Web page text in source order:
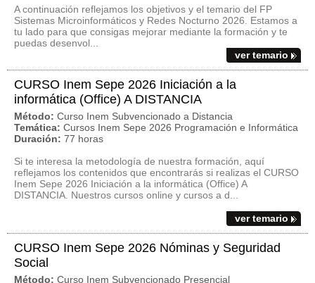
A continuación reflejamos los objetivos y el temario del FP
Sistemas Microinformáticos y Redes Nocturno 2026. Estamos a
tu lado para que consigas mejorar mediante la formación y te
puedas desenvol...
ver temario
CURSO Inem Sepe 2026 Iniciación a la
informática (Office) A DISTANCIA
Método: Curso Inem Subvencionado a Distancia
Temática: Cursos Inem Sepe 2026 Programación e Informática
Duración: 77 horas
Si te interesa la metodología de nuestra formación, aquí
reflejamos los contenidos que encontrarás si realizas el CURSO
Inem Sepe 2026 Iniciación a la informática (Office) A
DISTANCIA. Nuestros cursos online y cursos a d...
ver temario
CURSO Inem Sepe 2026 Nóminas y Seguridad
Social
Método: Curso Inem Subvencionado Presencial